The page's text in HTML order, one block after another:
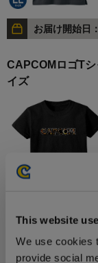
This website
We use cookies
provide social
お届け開始日：
CAPCOMロゴT
イズ
お届け開始日：
CAPCOMロゴT